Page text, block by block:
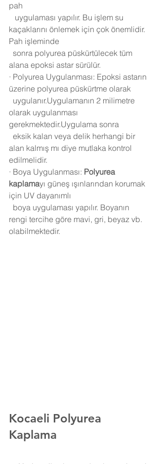
pah
kaçaklarını önlemek için çok önemlidir.
Pah işleminde
alana epoksi astar sürülür.
· Polyurea Uygulanması: Epoksi astarın
üzerine polyurea püskürtme olarak
olarak uygulanması
gerekmektedir.Uygulama sonra
alan kalmış mı diye mutlaka kontrol
edilmelidir.
· Boya Uygulanması: Polyurea
kaplamayı güneş ışınlarından korumak
için UV dayanımlı
rengi tercihe göre mavi, gri, beyaz vb.
olabilmektedir.
Kocaeli Polyurea
Kaplama